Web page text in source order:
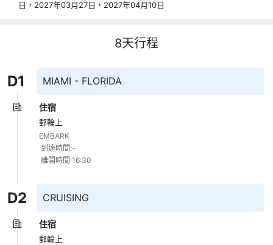
日，2027年03月27日，2027年04月10日
8天行程
D1 MIAMI - FLORIDA
住宿
郵輪上
EMBARK
離開時間:16:30
D2 CRUISING
住宿
郵輪上